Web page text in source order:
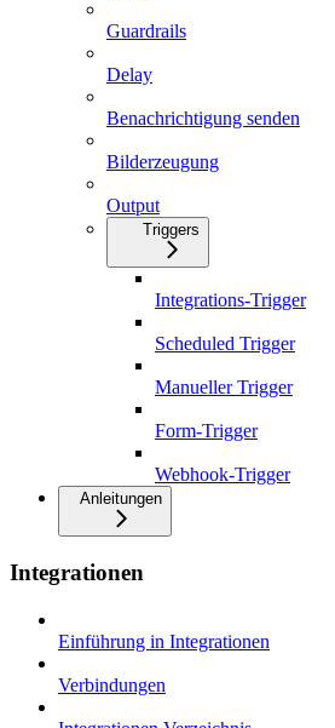
Guardrails
Delay
Benachrichtigung senden
Bilderzeugung
Output
Triggers
Integrations-Trigger
Scheduled Trigger
Manueller Trigger
Form-Trigger
Webhook-Trigger
Anleitungen
Integrationen
Einführung in Integrationen
Verbindungen